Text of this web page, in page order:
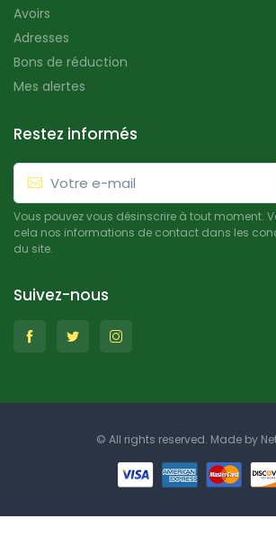
Avoirs
Adresses
Bons de réduction
Mes alertes
Restez informés
Vous pouvez vous désinscrire à tout moment.
cela nos informations de contact dans les
du site.
Suivez-nous
© All rights reserved. Made by